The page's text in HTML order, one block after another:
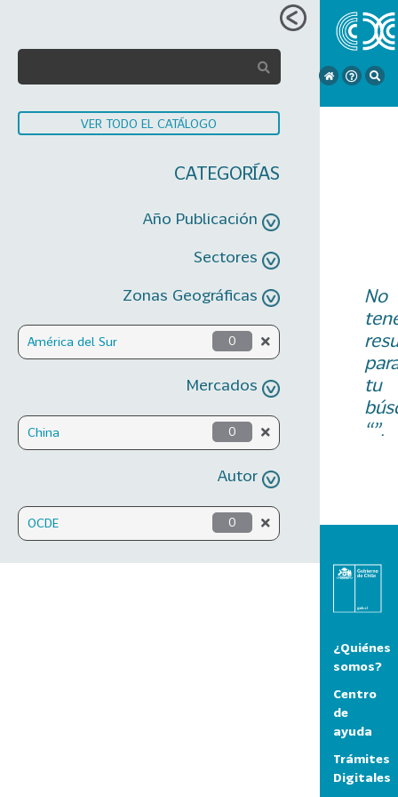
VER TODO EL CATÁLOGO
CATEGORÍAS
Año Publicación
Sectores
Zonas Geográficas
América del Sur 0
Mercados
China 0
Autor
OCDE 0
No
tu
“”.
¿Quiénes
somos?
Centro
de
ayuda
Trámites
Digitales